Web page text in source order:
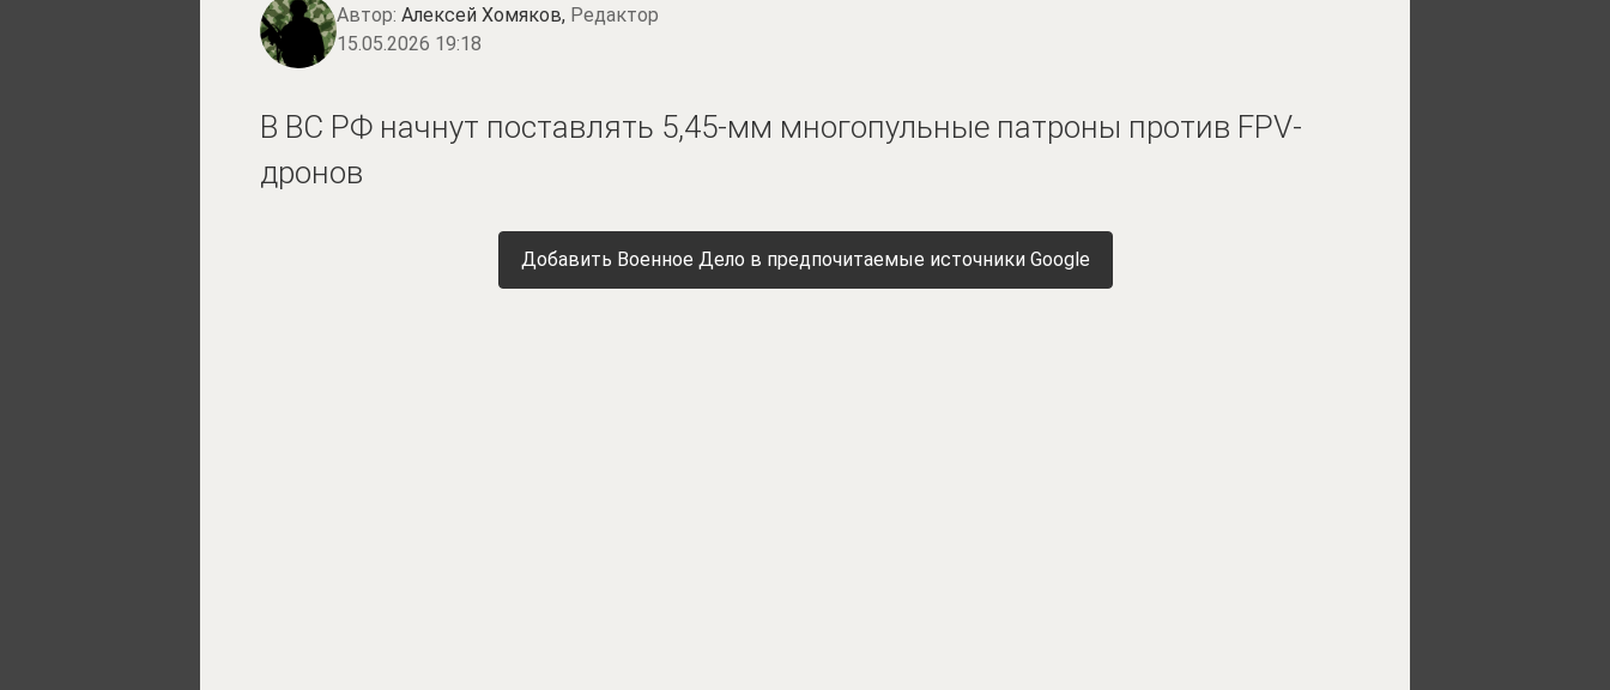
Автор: Алексей Хомяков, Редактор
15.05.2026 19:18
В ВС РФ начнут поставлять 5,45-мм многопульные патроны против FPV-
дронов
Добавить Военное Дело в предпочитаемые источники Google